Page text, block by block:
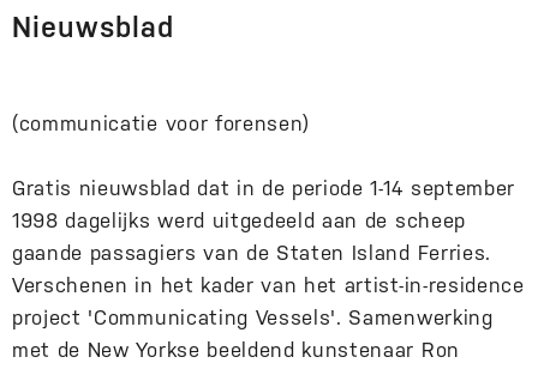
Nieuwsblad
(communicatie voor forensen)
Gratis nieuwsblad dat in de periode 1-14 september
1998 dagelijks werd uitgedeeld aan de scheep
gaande passagiers van de Staten Island Ferries.
Verschenen in het kader van het artist-in-residence
project 'Communicating Vessels'. Samenwerking
met de New Yorkse beeldend kunstenaar Ron